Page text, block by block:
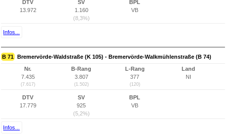
DTV
13.972
SV
1.160
(8,3%)
BPL
VB
Infos...
B 71 Bremervörde-Waldstraße (K 105) - Bremervörde-Walkmühlenstraße (B 74)
Nr.
7.435
(7.617)
B-Rang
3.807
(1.502)
L-Rang
377
(120)
Land
NI
DTV
17.779
SV
925
(5,2%)
BPL
VB
Infos...